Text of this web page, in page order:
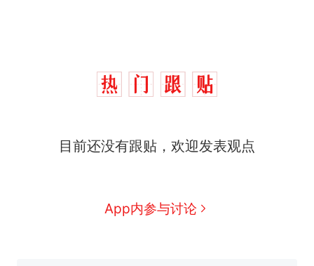
目前还没有跟贴，欢迎发表观点
App内参与讨论
新 全球唯一没有法定首都的国
家，刚改国名，总统就邀请中